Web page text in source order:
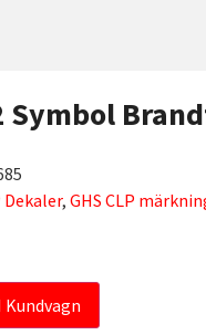
Symbol
Dekaler, GHS CLP
Kundvagn